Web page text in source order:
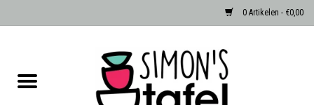
0 Artikelen - €0,00